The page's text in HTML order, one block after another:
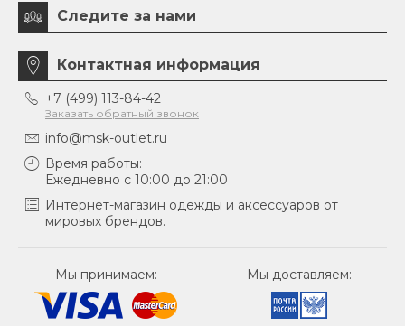
Следите за нами
Контактная информация
+7 (499) 113-84-42
Заказать обратный звонок
info@msk-outlet.ru
Время работы:
Ежедневно с 10:00 до 21:00
Интернет-магазин одежды и аксессуаров от
мировых брендов.
Мы принимаем: Мы доставляем: